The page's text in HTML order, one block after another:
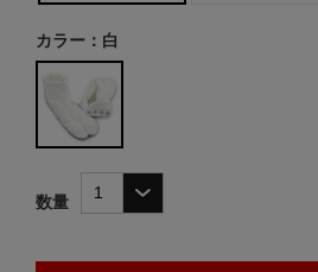
カラー：白
数量